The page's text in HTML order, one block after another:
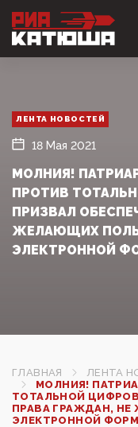
ЛЕНТА НОВОСТЕЙ
18 Мая 2021
МОЛНИЯ!
ПРОТИВ
ПРИЗВАЛ
ЖЕЛАЮЩИХ
ЭЛЕКТРОННОЙ
ГЛАВНАЯ
ЛЕНТА
МОЛНИЯ!
ТОТАЛЬНОЙ
ПРАВА ГРАЖДАН,
ЭЛЕКТРОННОЙ